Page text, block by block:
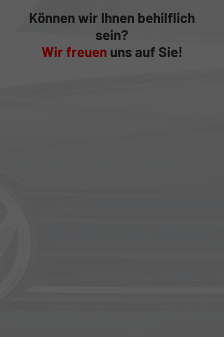
Können wir Ihnen behilflich
sein?
Wir freuen uns auf Sie!